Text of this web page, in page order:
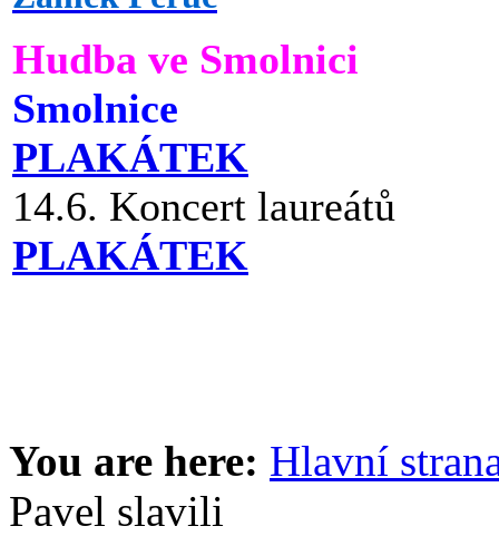
Hudba ve Smolnici
Smolnice
PLAKÁTEK
14.6. Koncert laureátů
PLAKÁTEK
You are here: Hlavní
Pavel slavili